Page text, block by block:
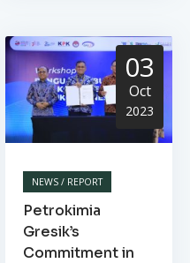
03
Oct
2023
NEWS / REPORT
Petrokimia
Gresik’s
Commitment in